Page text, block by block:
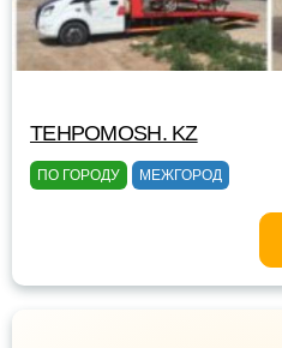
TEHPOMOSH. KZ
ПО ГОРОДУ МЕЖГОРОД